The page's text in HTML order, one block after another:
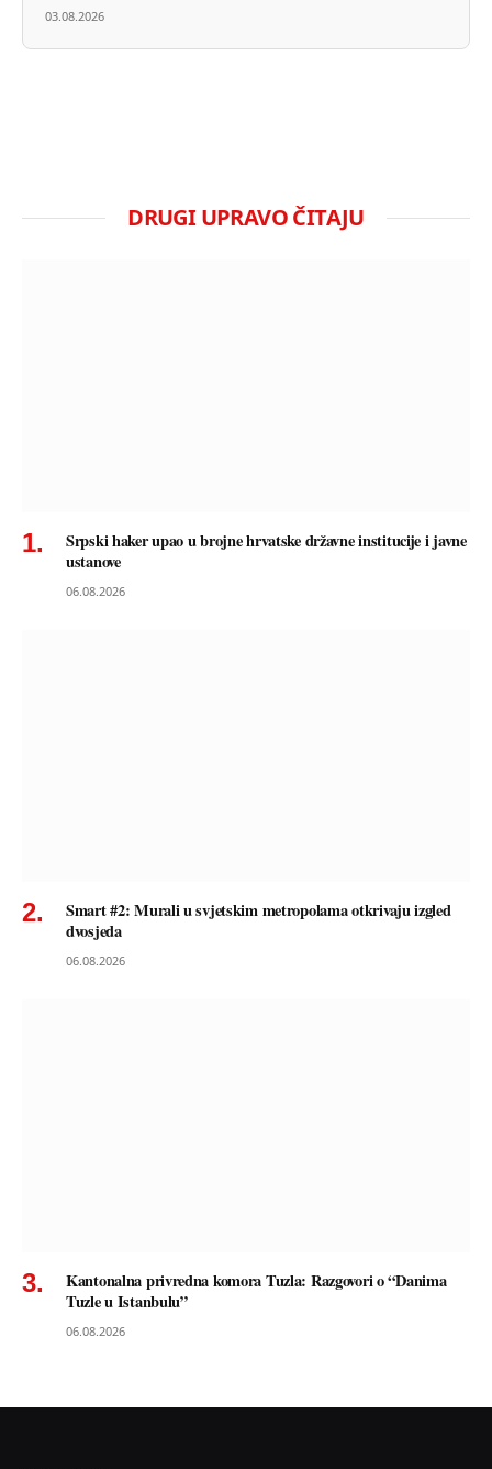
03.08.2026
DRUGI UPRAVO ČITAJU
Srpski haker upao u brojne hrvatske državne institucije i javne
ustanove
06.08.2026
Smart #2: Murali u svjetskim metropolama otkrivaju izgled
dvosjeda
06.08.2026
Kantonalna privredna komora Tuzla: Razgovori o “Danima
Tuzle u Istanbulu”
06.08.2026